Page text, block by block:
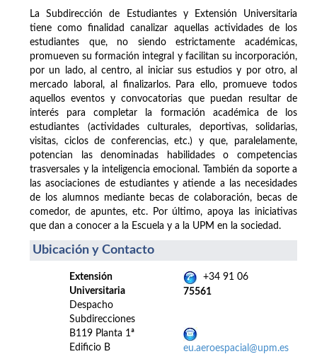
La Subdirección de Estudiantes y Extensión Universitaria
tiene como finalidad canalizar aquellas actividades de los
estudiantes que, no siendo estrictamente académicas,
promueven su formación integral y facilitan su incorporación,
por un lado, al centro, al iniciar sus estudios y por otro, al
mercado laboral, al finalizarlos. Para ello, promueve todos
aquellos eventos y convocatorias que puedan resultar de
interés para completar la formación académica de los
estudiantes (actividades culturales, deportivas, solidarias,
visitas, ciclos de conferencias, etc.) y que, paralelamente,
potencian las denominadas habilidades o competencias
trasversales y la inteligencia emocional. También da soporte a
las asociaciones de estudiantes y atiende a las necesidades
de los alumnos mediante becas de colaboración, becas de
comedor, de apuntes, etc. Por último, apoya las iniciativas
que dan a conocer a la Escuela y a la UPM en la sociedad.
Ubicación y Contacto
Extensión
Universitaria
Despacho
Subdirecciones
B119 Planta 1ª
Edificio B
+34 91 06
75561
eu.aeroespacial@upm.es